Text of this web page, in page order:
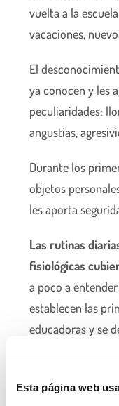
Esta página web
vuelta a la
vacaciones,
El
ya conocen y les
peculiaridades:
angustias,
Durante los
objetos
les aporta
Las rutinas
fisiológicas
a poco a
establecen las
educadoras y se
Compartir el
descubrimientos